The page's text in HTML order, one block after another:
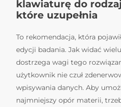
klawiaturę do
które uzupełnia
To rekomendacja, która
edycji badania. Jak widać
dostrzega wagi tego
użytkownik nie czuł
wpisywania danych. Aby
najmniejszy opór materii,